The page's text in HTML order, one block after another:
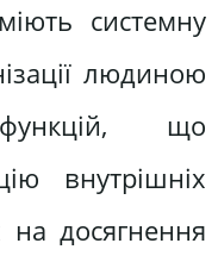
системну
людиною
що
внутрішніх
на досягнення